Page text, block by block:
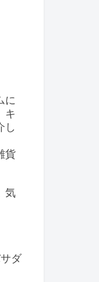
に
キ
し
貨
気
ダ